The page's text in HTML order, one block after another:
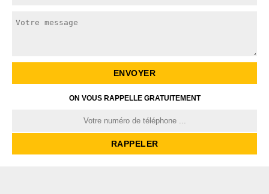
ON VOUS RAPPELLE GRATUITEMENT